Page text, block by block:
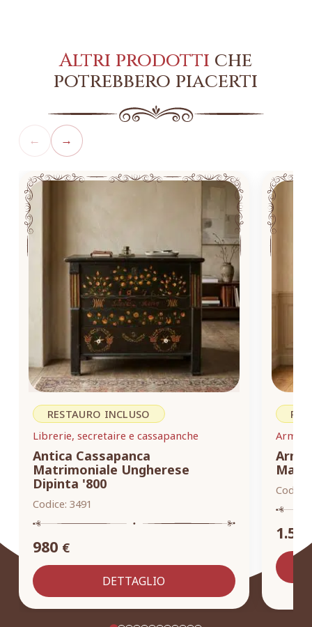
Altri prodotti che
potrebbero piacerti
← →
RESTAURO INCLUSO
Librerie, secretaire e cassapanche
Antica Cassapanca
Matrimoniale Ungherese
Dipinta '800
Codice: 3491
980 €
DETTAGLIO
Codice: